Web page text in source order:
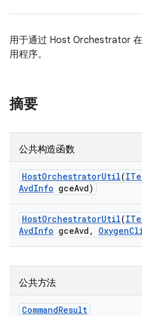
用于通过 Host Orchestrator
用程序。
摘要
公共构造函数
HostOrchestratorUtil(
AvdInfo gceAvd)
HostOrchestratorUtil(
AvdInfo gceAvd , Oxygen
公共方法
CommandResult